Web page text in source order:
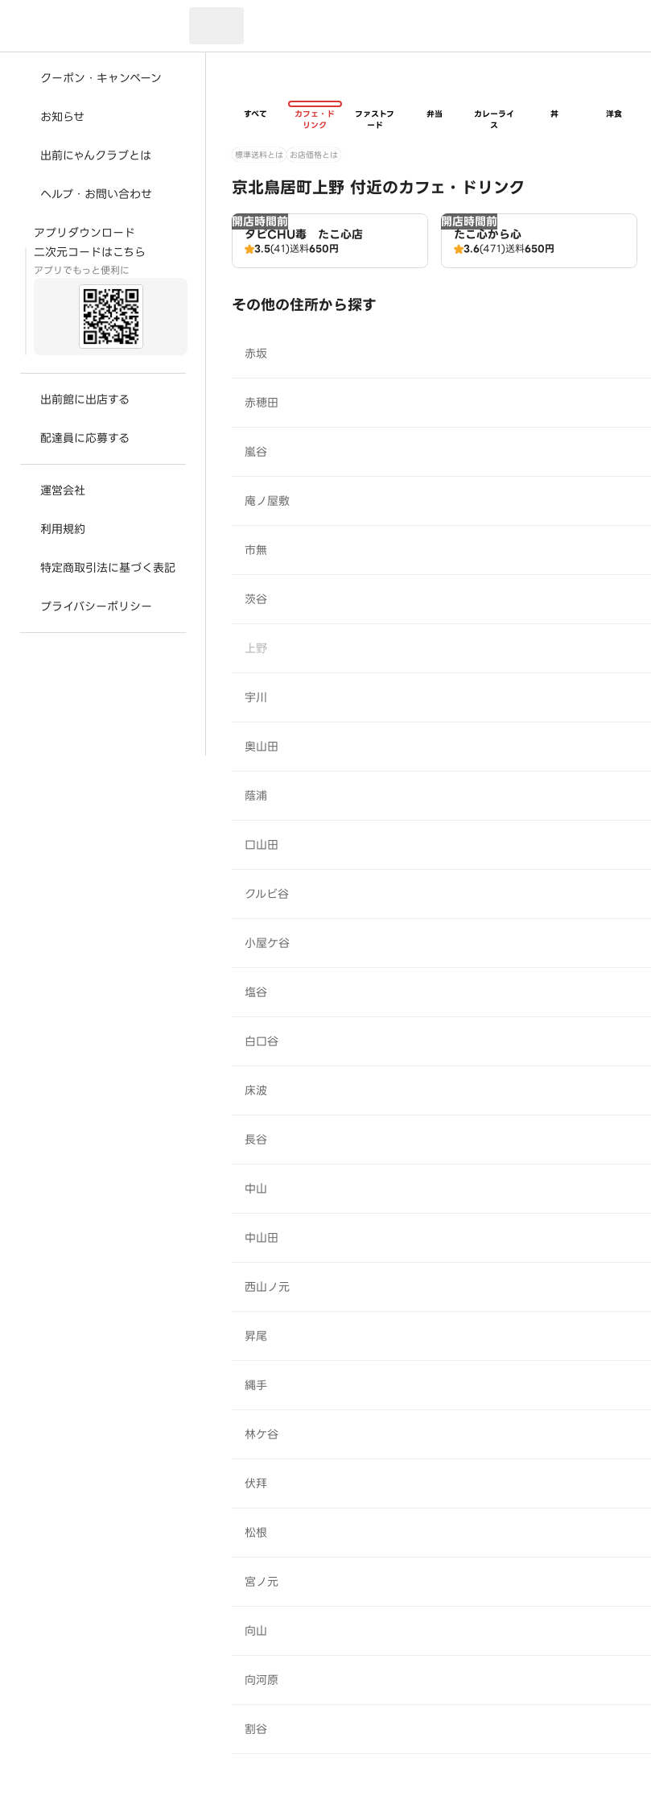
クーポン・キャンペーン
お知らせ
出前にゃんクラブとは
ヘルプ・お問い合わせ
アプリダウンロード
二次元コードはこちら
アプリでもっと便利に
出前館に出店する
配達員に応募する
運営会社
利用規約
特定商取引法に基づく表記
プライバシーポリシー
すべて
カフェ・ド
リンク
ファストフ
ード
弁当
カレーライ
ス
丼 洋食
標準送料とは お店価格とは
京北鳥居町上野 付近のカフェ・ドリンク
開店時間前
タピCHU毒 たこ心店
3.5(41)送料650円
開店時間前
たこ心から心
3.6(471)送料650円
その他の住所から探す
赤坂
赤穂田
嵐谷
庵ノ屋敷
市無
茨谷
上野
宇川
奥山田
蔭浦
口山田
クルビ谷
小屋ケ谷
塩谷
白口谷
床波
長谷
中山
中山田
西山ノ元
昇尾
縄手
林ケ谷
伏拜
松根
宮ノ元
向山
向河原
割谷